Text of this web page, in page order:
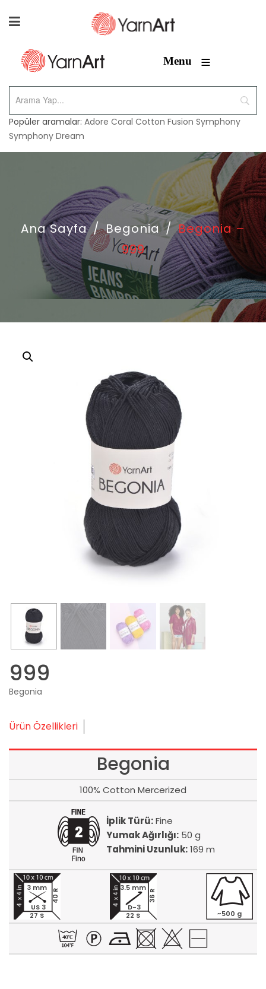
Menu ≡
Popüler aramalar: Adore Coral Cotton Fusion Symphony
Symphony Dream
Ana Sayfa / Begonia / Begonia –
999
999
Begonia
Ürün Özellikleri
Begonia
100% Cotton Mercerized
İplik Türü:Fine
Yumak Ağırlığı:50 g
Tahmini Uzunluk:169 m
27 S
40 R
3 mm
US 3
22 S
36 R
3.5 mm
D-3
~500 g